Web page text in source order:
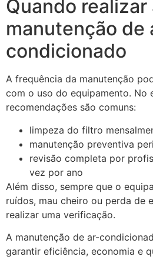
Quando realizar
manutenção de
condicionado
A frequência da manutenção
com o uso do equipamento. No
recomendações são comuns:
limpeza do filtro
manutenção preventiva
revisão completa por
vez por ano
Além disso, sempre que o
ruídos, mau cheiro ou perda de
realizar uma verificação.
A manutenção de ar-
garantir eficiência, economia e